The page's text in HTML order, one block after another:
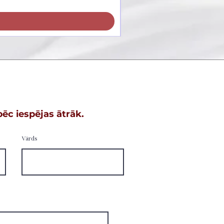
iespējas ātrāk.
Vārds